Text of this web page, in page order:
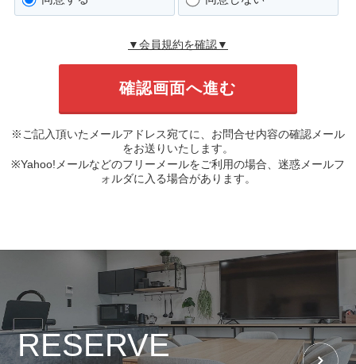
▼会員規約を確認▼
※ご記入頂いたメールアドレス宛てに、お問合せ内容の確認メール
をお送りいたします。
※Yahoo!メールなどのフリーメールをご利用の場合、迷惑メールフ
ォルダに入る場合があります。
RESERVE